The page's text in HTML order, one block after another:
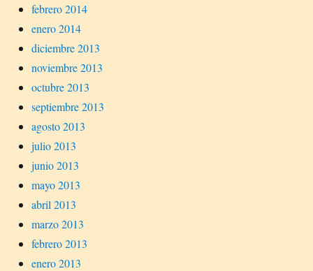
febrero 2014
enero 2014
diciembre 2013
noviembre 2013
octubre 2013
septiembre 2013
agosto 2013
julio 2013
junio 2013
mayo 2013
abril 2013
marzo 2013
febrero 2013
enero 2013